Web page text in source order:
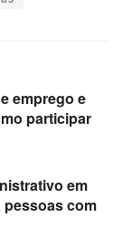
emprego e
participar
em
pessoas com